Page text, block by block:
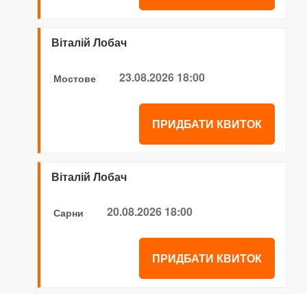
Віталій Лобач
Мостове 23.08.2026 18:00
ПРИДБАТИ КВИТОК
Віталій Лобач
Сарни 20.08.2026 18:00
ПРИДБАТИ КВИТОК